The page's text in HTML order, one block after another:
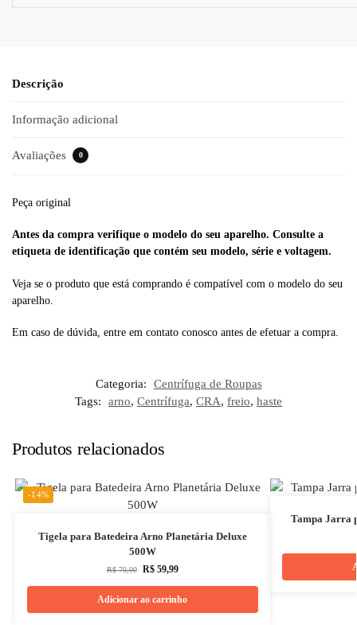
Descrição
Informação adicional
Avaliações 0
Peça original
Antes da compra verifique o modelo do seu aparelho. Consulte a
etiqueta de identificação que contém seu modelo, série e voltagem.
Veja se o produto que está comprando é compatível com o modelo do seu
aparelho.
Em caso de dúvida, entre em contato conosco antes de efetuar a compra.
Categoria:
Centrífuga de Roupas
Tags:
arno, Centrífuga, CRA, freio, haste
Produtos relacionados
-14%
Tigela para Batedeira Arno Planetária Deluxe
500W
R$70,00 R$59,99
Adicionar ao carrinho
Tampa Jarra